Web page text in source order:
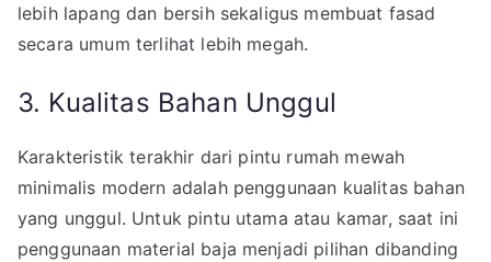
lebih lapang dan bersih sekaligus membuat fasad
secara umum terlihat lebih megah.
3. Kualitas Bahan Unggul
Karakteristik terakhir dari pintu rumah mewah
minimalis modern adalah penggunaan kualitas bahan
yang unggul. Untuk pintu utama atau kamar, saat ini
penggunaan material baja menjadi pilihan dibanding